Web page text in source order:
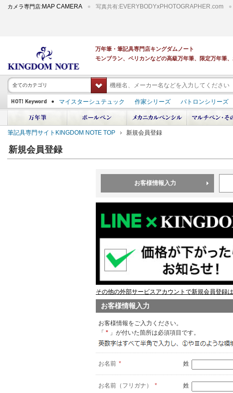
カメラ専門店: MAP CAMERA 写真共有: EVERYBODYxPHOTOGRAPHER.com
万年筆・筆記具専門店キングダムノート
モンブラン、ペリカンなどの高級万年筆、限定万年筆
全てのカテゴリ
マイスターシュテュック 作家シリーズ パトロンシリーズ
スーベレーン
PILOT 蒔絵 ダイアミン ボトルインク デ
中屋万年筆
プラチナ 出雲 キングダムノート別注 アルマンドシモーニクラブ
筆記具専門サイトKINGDOM NOTE TOP 新規会員登録
新規会員登録
お客様情報入力
その他の外部サービスアカウントで新規会員登録
お客様情報入力
お客様情報をご入力ください。
「 * 」が付いた箇所は必須項目です。
お名前 * 姓
お名前（フリガナ） * 姓